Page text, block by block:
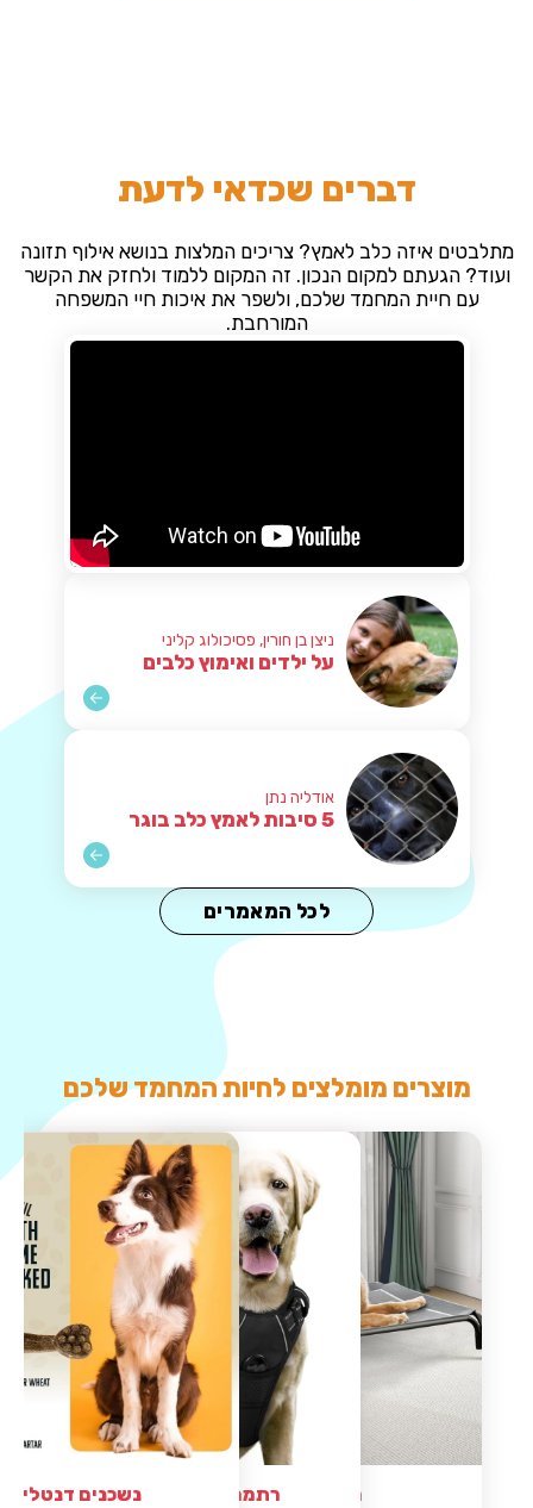
דברים שכדאי לדעת
מתלבטים איזה כלב לאמץ? צריכים המלצות בנושא אילוף תזונה
ועוד? הגעתם למקום הנכון. זה המקום ללמוד ולחזק את הקשר
עם חיית המחמד שלכם, ולשפר את איכות חיי המשפחה
המורחבת.
ניצן בן חורין, פסיכולוג קליני
על ילדים ואימוץ כלבים
אודליה נתן
5 סיבות לאמץ כלב בוגר
לכל המאמרים
מוצרים מומלצים לחיות המחמד שלכם
מיטה לכלברתמה מומלצת לכלבנשכנים דנטליים